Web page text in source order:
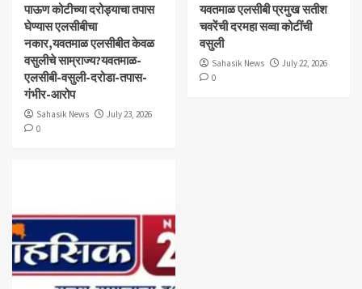
पाऊण कोटीच्या दरोड्याचा तपास
घेण्यास एलसीबीचा
नकार,यवतमाळ एलसीबीत केवळ
वसुलीचे साम्राज्य?यवतमाळ-
एलसीबी-वसुली-दरोडा-तपास-
गंभीर-आरोप
Sahasik News
July 23, 2026
0
यवतमाळ एलसीबी प्रमुख सतीश
चवरेंची दरमहा सव्वा कोटींची
वसुली
Sahasik News
July 22, 2026
0